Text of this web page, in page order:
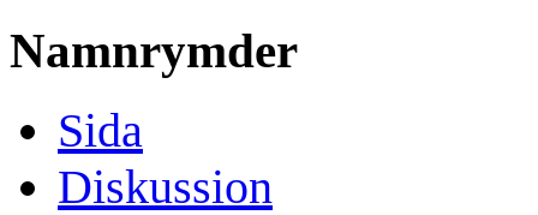
Namnrymder
Sida
Diskussion